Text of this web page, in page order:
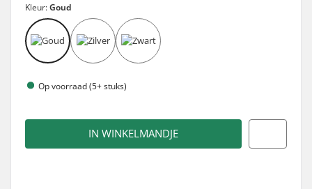
Kleur:Goud
Op voorraad (5+ stuks)
IN WINKELMANDJE